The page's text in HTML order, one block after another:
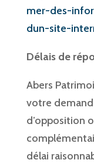
mer-des-
dun-site-
Délais de
Abers
votre
d’opposition
délai